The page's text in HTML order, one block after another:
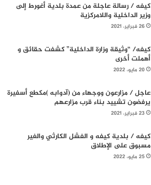
كيفه / رسالة عاجلة من عمدة بلدية أغورط إلى
وزير الداخلية واللامركزية
26 فبراير، 2021
كيفه/ “وثيقة وزارة الداخلية” كشفت حقائق و
أهملت أخرى
20 مايو، 2022
عاجل / مزارعون ووجهاء من (آدوابه )مكطع أسفيرة
يرفضون تشييد بناء قرب مزارعهم
23 فبراير، 2021
كيفه / بلدية كيفه و الفشل الكارثي والغير
مسبوق على الإطلاق
25 مايو، 2022